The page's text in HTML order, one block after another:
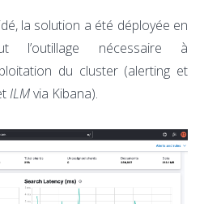
la solution a été déployée en
l’outillage nécessaire à
du cluster (alerting et
ILMvia Kibana).